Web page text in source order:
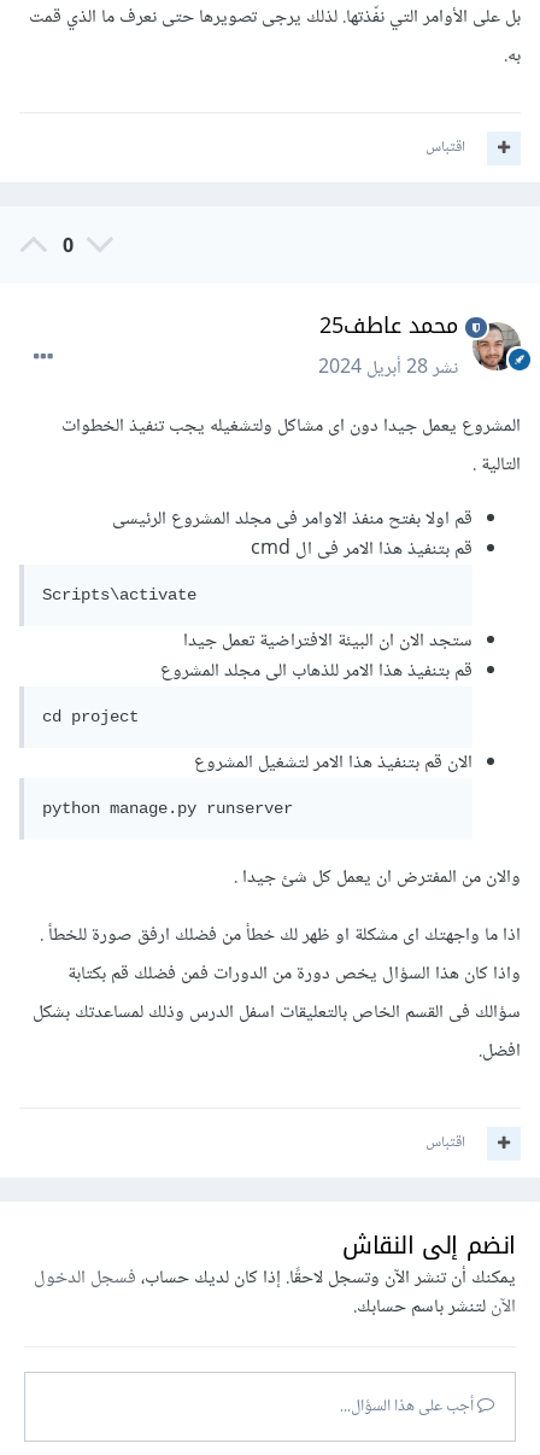
بل على الأوامر التي نفّذتها. لذلك يرجى تصويرها حتى نعرف ما الذي قمت
به.
اقتباس
0
محمد عاطف25
نشر28 أبريل 2024
المشروع يعمل جيدا دون اى مشاكل ولتشغيله يجب تنفيذ الخطوات
التالية .
قم اولا بفتح منفذ الاوامر فى مجلد المشروع الرئيسى
قم بتنفيذ هذا الامر فى ال cmd
Scripts\activate
ستجد الان ان البيئة الافتراضية تعمل جيدا
قم بتنفيذ هذا الامر للذهاب الى مجلد المشروع
cd project
الان قم بتنفيذ هذا الامر لتشغيل المشروع
python manage.py runserver
والان من المفترض ان يعمل كل شئ جيدا .
اذا ما واجهتك اى مشكلة او ظهر لك خطأ من فضلك ارفق صورة للخطأ .
واذا كان هذا السؤال يخص دورة من الدورات فمن فضلك قم بكتابة
سؤالك فى القسم الخاص بالتعليقات اسفل الدرس وذلك لمساعدتك بشكل
افضل.
اقتباس
انضم إلى النقاش
يمكنك أن تنشر الآن وتسجل لاحقًا. إذا كان لديك حساب،فسجل الدخول
الآنلتنشر باسم حسابك.
أجب على هذا السؤال...